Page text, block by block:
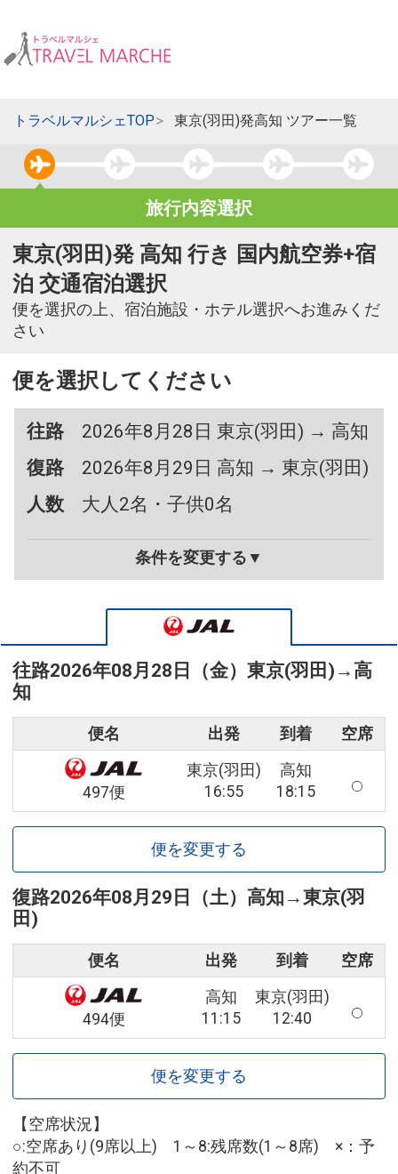
トラベルマルシェTOP 東京(羽田)発高知 ツアー一覧
旅行内容選択
東京(羽田)発 高知 行き 国内航空券+宿
泊 交通宿泊選択
便を選択の上、宿泊施設・ホテル選択へお進みくだ
さい
便を選択してください
往路
2026年8月28日 東京(羽田) → 高知
復路
2026年8月29日 高知 → 東京(羽田)
人数
大人2名・子供0名
条件を変更する▼
往路2026年08月28日（金） 東京(羽田) → 高
知
便名 出発 到着 空席
497便
東京(羽田)
16:55
高知
18:15
便を変更する
復路2026年08月29日（土） 高知 →東京(羽
田)
便名 出発 到着 空席
494便
高知
11:15
東京(羽田)
12:40
便を変更する
【空席状況】
○:空席あり(9席以上) 1～8:残席数(1～8席) ×：予
約不可